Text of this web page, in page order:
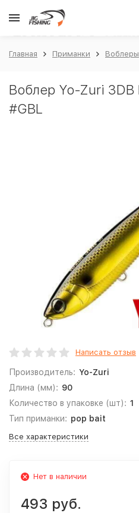
Главная Приманки Воблеры
Воблер Yo-Zuri 3DB
#GBL
Написать отзыв
Производитель: Yo-Zuri
Длина (мм): 90
Количество в упаковке (шт): 1
Тип приманки: pop bait
Все характеристики
Нет в наличии
493 руб.